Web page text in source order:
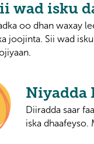
wad isku
oo dhan waxay
joojinta. Sii wad
Niyadda
Diiradda saar
iska dhaafeyso.